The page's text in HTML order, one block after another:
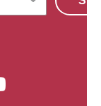
Youtube